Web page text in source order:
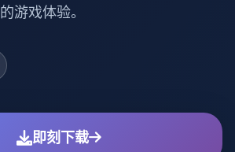
的游戏体验。
即刻下载